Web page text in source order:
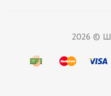
2026 ©